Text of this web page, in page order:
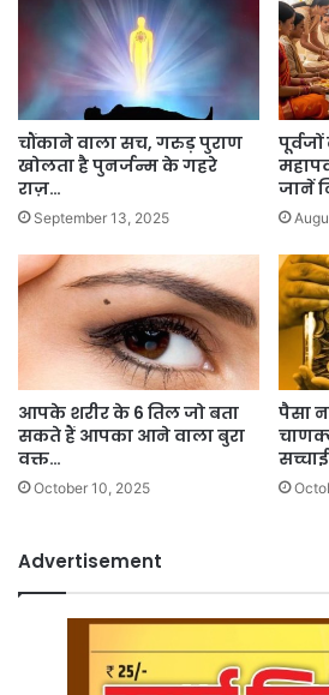
चौंकाने वाला सच, गरुड़ पुराण
खोलता है पुनर्जन्म के गहरे
राज़…
September 13, 2025
जानें
आपके शरीर के 6 तिल जो बता
सकते हैं आपका आने वाला बुरा
वक्त…
October 10, 2025
पैसा
Advertisement